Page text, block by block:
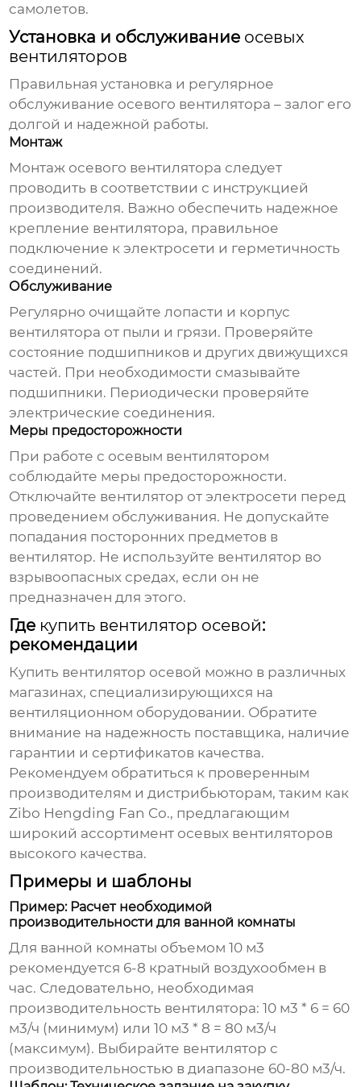
самолетов.
Установка и обслуживание осевых
вентиляторов
Правильная установка и регулярное
обслуживание осевого вентилятора – залог его
долгой и надежной работы.
Монтаж
Монтаж осевого вентилятора следует
проводить в соответствии с инструкцией
производителя. Важно обеспечить надежное
крепление вентилятора, правильное
подключение к электросети и герметичность
соединений.
Обслуживание
Регулярно очищайте лопасти и корпус
вентилятора от пыли и грязи. Проверяйте
состояние подшипников и других движущихся
частей. При необходимости смазывайте
подшипники. Периодически проверяйте
электрические соединения.
Меры предосторожности
При работе с осевым вентилятором
соблюдайте меры предосторожности.
Отключайте вентилятор от электросети перед
проведением обслуживания. Не допускайте
попадания посторонних предметов в
вентилятор. Не используйте вентилятор во
взрывоопасных средах, если он не
предназначен для этого.
Где купить вентилятор осевой:
рекомендации
Купить вентилятор осевой можно в различных
магазинах, специализирующихся на
вентиляционном оборудовании. Обратите
внимание на надежность поставщика, наличие
гарантии и сертификатов качества.
Рекомендуем обратиться к проверенным
производителям и дистрибьюторам, таким как
Zibo Hengding Fan Co., предлагающим
широкий ассортимент осевых вентиляторов
высокого качества.
Примеры и шаблоны
Пример: Расчет необходимой
производительности для ванной комнаты
Для ванной комнаты объемом 10 м3
рекомендуется 6-8 кратный воздухообмен в
час. Следовательно, необходимая
производительность вентилятора: 10 м3 * 6 = 60
м3/ч (минимум) или 10 м3 * 8 = 80 м3/ч
(максимум). Выбирайте вентилятор с
производительностью в диапазоне 60-80 м3/ч.